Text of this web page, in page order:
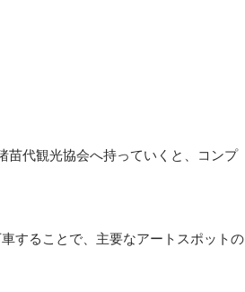
苗代観光協会へ持っていくと、コンプ
することで、主要なアートスポットの